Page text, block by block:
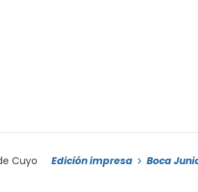
Cuyo Edición impresa Boca